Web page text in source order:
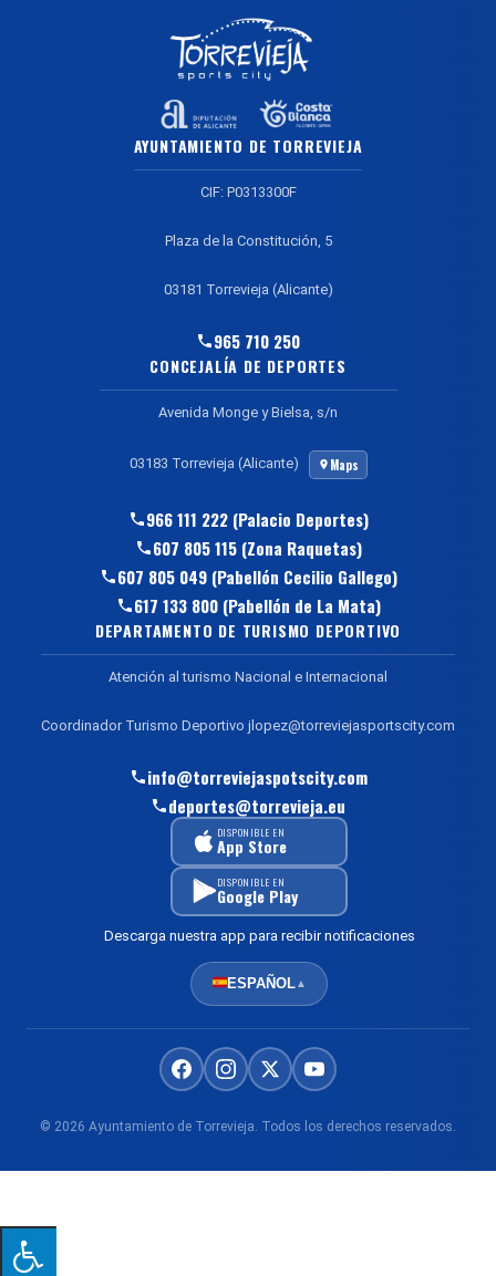
AYUNTAMIENTO DE TORREVIEJA
CIF: P0313300F
Plaza de la Constitución, 5
03181 Torrevieja (Alicante)
965 710 250
CONCEJALÍA DE DEPORTES
Avenida Monge y Bielsa, s/n
03183 Torrevieja (Alicante) Maps
966 111 222 (Palacio Deportes)
607 805 115 (Zona Raquetas)
607 805 049 (Pabellón Cecilio Gallego)
617 133 800 (Pabellón de La Mata)
DEPARTAMENTO DE TURISMO DEPORTIVO
Atención al turismo Nacional e Internacional
Coordinador Turismo Deportivo jlopez@torreviejasportscity.com
info@torreviejaspotscity.com
deportes@torrevieja.eu
DISPONIBLE EN
App Store
DISPONIBLE EN
Google Play
Descarga nuestra app para recibir notificaciones
ESPAÑOL▲
© 2026 Ayuntamiento de Torrevieja. Todos los derechos reservados.